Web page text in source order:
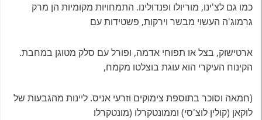
כמו גם לצ'ינו, מוריולו ופנדולינו. התמחויות מקומיות הן מרק
גרמוג'ה העשוי מבשר וירקות, פשטידות עם
ארטישוק, בצל או תפוחי אדמה, ופורל עם סלק מטוגן במחבת.
הקינוח העיקרי הוא עוגת בוצלטו מקמח,
(חמאה וסוכר בתוספת צימוקים וזרעי אניס. ליינות מהגבעות של
לוקאן (קולין לוצ'סי) וממונטקרלו (מונטקרלו